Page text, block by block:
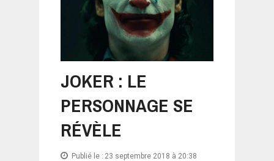
JOKER : LE
PERSONNAGE SE
RÉVÈLE
Publié le : 23 septembre 2018 à 20:38